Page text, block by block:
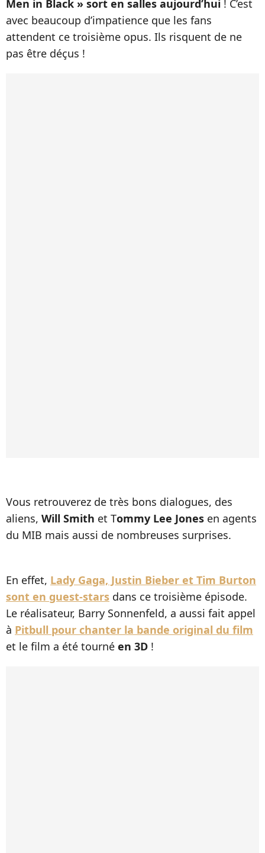
Men in Black » sort en salles aujourd’hui ! C’est
avec beaucoup d’impatience que les fans
attendent ce troisième opus. Ils risquent de ne
pas être déçus !
Vous retrouverez de très bons dialogues, des
aliens, Will Smith et Tommy Lee Jones en agents
du MIB mais aussi de nombreuses surprises.
En effet, Lady Gaga, Justin Bieber et Tim Burton
sont en guest-stars dans ce troisième épisode.
Le réalisateur, Barry Sonnenfeld, a aussi fait appel
à Pitbull pour chanter la bande original du film
et le film a été tourné en 3D !